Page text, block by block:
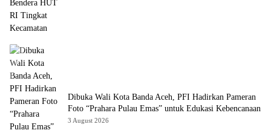
Dibuka Wali Kota Banda Aceh, PFI Hadirkan Pameran
Foto “Prahara Pulau Emas” untuk Edukasi Kebencanaan
3 August 2026